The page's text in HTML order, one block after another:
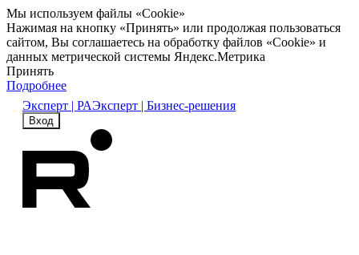
Мы используем файлы «Cookie»
Нажимая на кнопку «Принять» или продолжая пользоваться
сайтом, Вы соглашаетесь на обработку файлов «Cookie» и
данных метрической системы Яндекс.Метрика
Принять
Подробнее
Эксперт | РАЭксперт | Бизнес-решения
Вход